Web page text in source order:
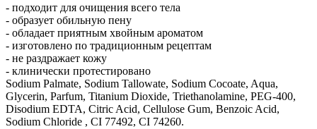
- подходит для очищения всего тела
- образует обильную пену
- обладает приятным хвойным ароматом
- изготовлено по традиционным рецептам
- не раздражает кожу
- клинически протестировано
Sodium Palmate, Sodium Tallowate, Sodium Cocoate, Aqua,
Glycerin, Parfum, Titanium Dioxide, Triethanolamine, PEG-400,
Disodium EDTA, Citric Acid, Cellulose Gum, Benzoic Acid,
Sodium Chloride , CI 77492, CI 74260.